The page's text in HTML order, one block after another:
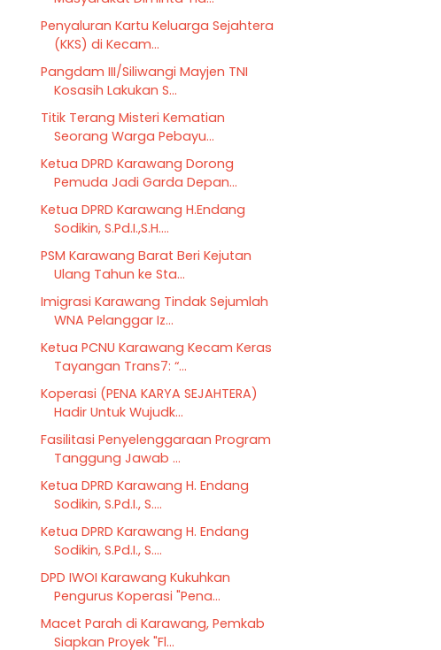
Penyaluran Kartu Keluarga Sejahtera
(KKS) di Kecam...
Pangdam III/Siliwangi Mayjen TNI
Kosasih Lakukan S...
Titik Terang Misteri Kematian
Seorang Warga Pebayu...
Ketua DPRD Karawang Dorong
Pemuda Jadi Garda Depan...
Ketua DPRD Karawang H.Endang
Sodikin, S.Pd.I.,S.H....
PSM Karawang Barat Beri Kejutan
Ulang Tahun ke Sta...
Imigrasi Karawang Tindak Sejumlah
WNA Pelanggar Iz...
Ketua PCNU Karawang Kecam Keras
Tayangan Trans7: “...
Koperasi (PENA KARYA SEJAHTERA)
Hadir Untuk Wujudk...
Fasilitasi Penyelenggaraan Program
Tanggung Jawab ...
Ketua DPRD Karawang H. Endang
Sodikin, S.Pd.I., S....
Ketua DPRD Karawang H. Endang
Sodikin, S.Pd.I., S....
DPD IWOI Karawang Kukuhkan
Pengurus Koperasi "Pena...
Macet Parah di Karawang, Pemkab
Siapkan Proyek "Fl...